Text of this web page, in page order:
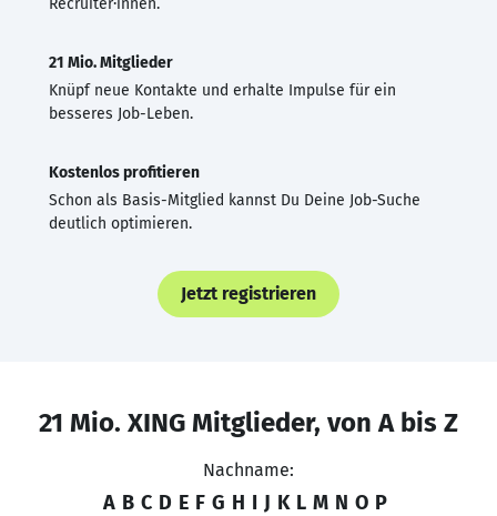
21 Mio. Mitglieder
Knüpf neue Kontakte und erhalte Impulse für ein
besseres Job-Leben.
Kostenlos profitieren
Schon als Basis-Mitglied kannst Du Deine Job-Suche
deutlich optimieren.
Jetzt registrieren
21 Mio. XING Mitglieder, von A bis Z
Nachname:
A B C D E F G H I J K L M N O P